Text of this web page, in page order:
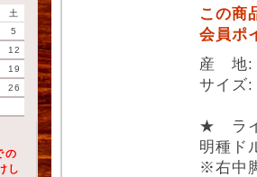
土
5
12
19
26
の
し
この商
会員ポ
産 地:
サイズ
★ ライ
明種
※右中